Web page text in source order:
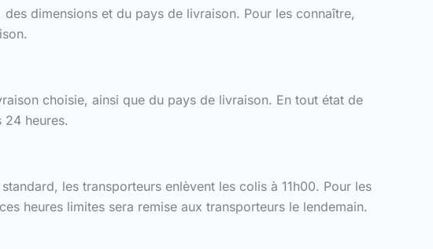
dimensions et du pays de livraison. Pour les connaître,
choisie, ainsi que du pays de livraison. En tout état de
24 heures.
les transporteurs enlèvent les colis à 11h00. Pour les
heures limites sera remise aux transporteurs le lendemain.